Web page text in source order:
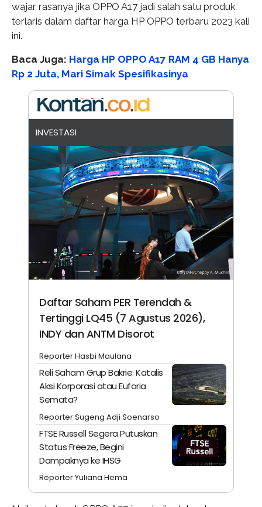
wajar rasanya jika OPPO A17 jadi salah satu produk
terlaris dalam daftar harga HP OPPO terbaru 2023 kali
ini.
Baca Juga: Harga HP OPPO A17 RAM 4 GB Hanya
Rp 2 Juta, Mari Simak Spesifikasinya
INVESTASI
Daftar Saham PER Terendah &
Tertinggi LQ45 (7 Agustus 2026),
INDY dan ANTM Disorot
Reporter Hasbi Maulana
Reli Saham Grup Bakrie: Katalis
Aksi Korporasi atau Euforia
Semata?
Reporter Sugeng Adji Soenarso
FTSE Russell Segera Putuskan
Status Freeze, Begini
Dampaknya ke IHSG
Reporter Yuliana Hema